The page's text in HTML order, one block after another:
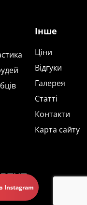
Instagram
Інше
Ціни
Відгуки
Галерея
Статті
Контакти
Карта сайту